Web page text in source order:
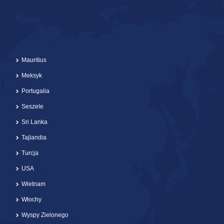
Mauritius
Meksyk
Portugalia
Seszele
Sri Lanka
Tajlandia
Turcja
USA
Wietnam
Włochy
Wyspy Zielonego